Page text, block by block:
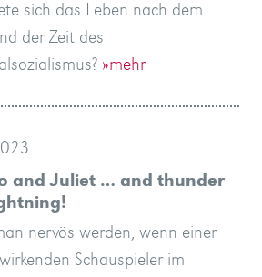
sich das Leben nach dem
der Zeit des
»mehr
and Juliet … and thunder
nervös werden, wenn einer
Schauspieler im